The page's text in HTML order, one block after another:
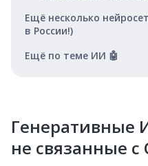
Ещё несколько
в России!)
Ещё по теме ИИ 🤖
Генеративные
не связанные с